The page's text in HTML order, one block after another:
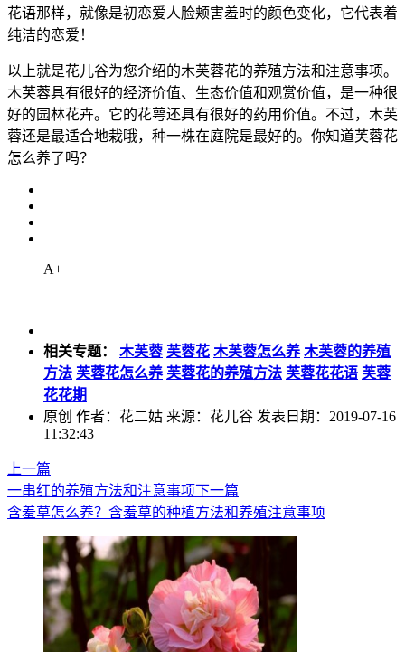
花语那样，就像是初恋爱人脸颊害羞时的颜色变化，它代表着
纯洁的恋爱！
以上就是花儿谷为您介绍的木芙蓉花的养殖方法和注意事项。
木芙蓉具有很好的经济价值、生态价值和观赏价值，是一种很
好的园林花卉。它的花萼还具有很好的药用价值。不过，木芙
蓉还是最适合地栽哦，种一株在庭院是最好的。你知道芙蓉花
怎么养了吗？
A+
相关专题： 木芙蓉 芙蓉花 木芙蓉怎么养 木芙蓉的养殖
方法 芙蓉花怎么养 芙蓉花的养殖方法 芙蓉花花语 芙蓉
花花期
原创 作者：花二姑 来源：花儿谷 发表日期：2019-07-16
11:32:43
上一篇
一串红的养殖方法和注意事项下一篇
含羞草怎么养？含羞草的种植方法和养殖注意事项